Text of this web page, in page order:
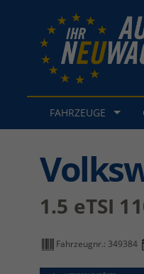
FAHRZEUGE
1.5 eTSI
Fahrzeugnr.: 349384